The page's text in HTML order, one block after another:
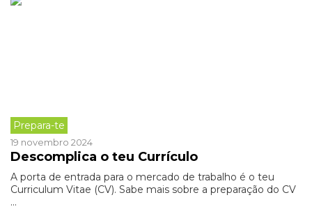
Prepara-te
19 novembro 2024
Descomplica o teu Currículo
A porta de entrada para o mercado de trabalho é o teu
Curriculum Vitae (CV). Sabe mais sobre a preparação do CV
...